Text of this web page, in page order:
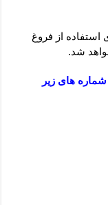
استفاده از فروغ
شد.
های زیر